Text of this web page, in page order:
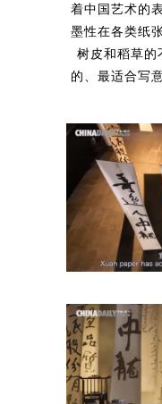
着中国艺术的
墨性在各类纸
树皮和稻草的
的、最适合写